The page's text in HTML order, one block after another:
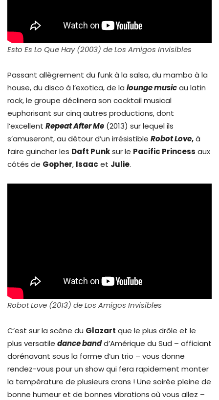
Esto Es Lo Que Hay (2003) de Los Amigos Invisibles
Passant allègrement du funk à la salsa, du mambo à la
house, du disco à l’exotica, de la lounge musicau latin
rock, le groupe déclinera son cocktail musical
euphorisant sur cinq autres productions, dont
l’excellent Repeat After Me (2013) sur lequel ils
s’amuseront, au détour d’un irrésistible Robot Love,à
faire guincher les Daft Punksur le Pacific Princess aux
côtés de Gopher, Isaac et Julie.
Robot Love (2013) de Los Amigos Invisibles
C’est sur la scène du Glazart que le plus drôle et le
plus versatile dance bandd’Amérique du Sud – officiant
dorénavant sous la forme d’un trio – vous donne
rendez-vous pour un show qui fera rapidement monter
la température de plusieurs crans ! Une soirée pleine de
bonne humeur et de bonnes vibrationsoù vous allez –